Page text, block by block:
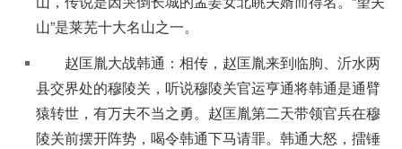
山”是莱芜十大名山之一。
赵匡胤大战韩通：相传，赵匡胤来到临朐、沂水两
县交界处的穆陵关，听说穆陵关官运亨通将韩通是通臂
猿转世，有万夫不当之勇。赵匡胤第二天带领官兵在穆
陵关前摆开阵势，喝令韩通下马请罪。韩通大怒，擂锤